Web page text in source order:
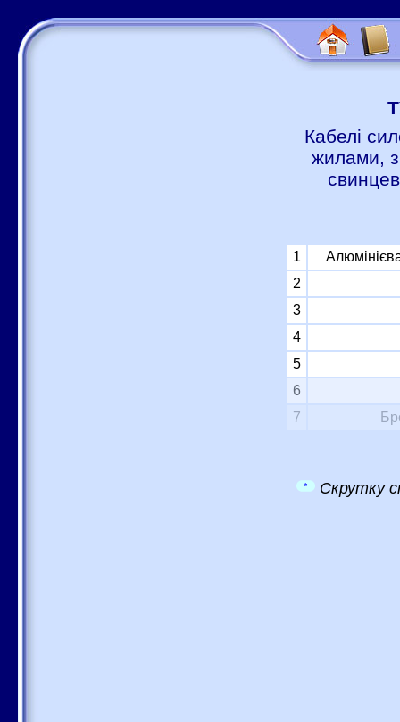
Кабелі
жилами,
1
2
3
4
5
6
7
* Скрутку